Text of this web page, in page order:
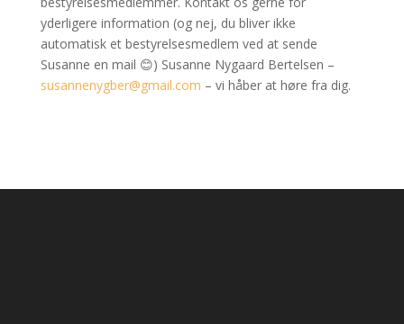
yderligere information (og nej, du bliver ikke
automatisk et bestyrelsesmedlem ved at sende
Susanne en mail 😊) Susanne Nygaard Bertelsen –
susannenygber@gmail.com – vi håber at høre fra dig.